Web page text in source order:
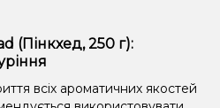
(Пінкхед, 250 г):
всіх ароматичних якостей